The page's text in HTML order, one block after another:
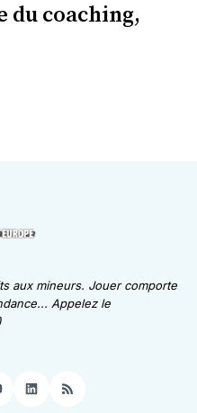
du coaching,
aux mineurs. Jouer comporte
Appelez le
LinkedIn
RSS